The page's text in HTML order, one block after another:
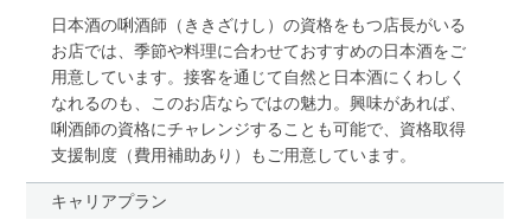
日本酒の唎酒師（ききざけし）の資格をもつ店長がいる
お店では、季節や料理に合わせておすすめの日本酒をご
用意しています。接客を通じて自然と日本酒にくわしく
なれるのも、このお店ならではの魅力。興味があれば、
唎酒師の資格にチャレンジすることも可能で、資格取得
支援制度（費用補助あり）もご用意しています。
キャリアプラン